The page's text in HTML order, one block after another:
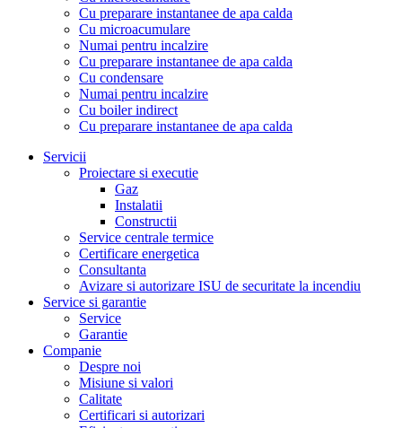
Cu preparare instantanee de apa calda
Cu microacumulare
Numai pentru incalzire
Cu preparare instantanee de apa calda
Cu condensare
Numai pentru incalzire
Cu boiler indirect
Cu preparare instantanee de apa calda
Servicii
Proiectare si executie
Gaz
Instalatii
Constructii
Service centrale termice
Certificare energetica
Consultanta
Avizare si autorizare ISU de securitate la incendiu
Service si garantie
Service
Garantie
Companie
Despre noi
Misiune si valori
Calitate
Certificari si autorizari